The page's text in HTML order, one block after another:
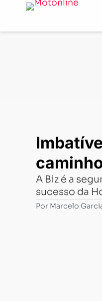
A Biz é a
sucesso da
Por Marcelo